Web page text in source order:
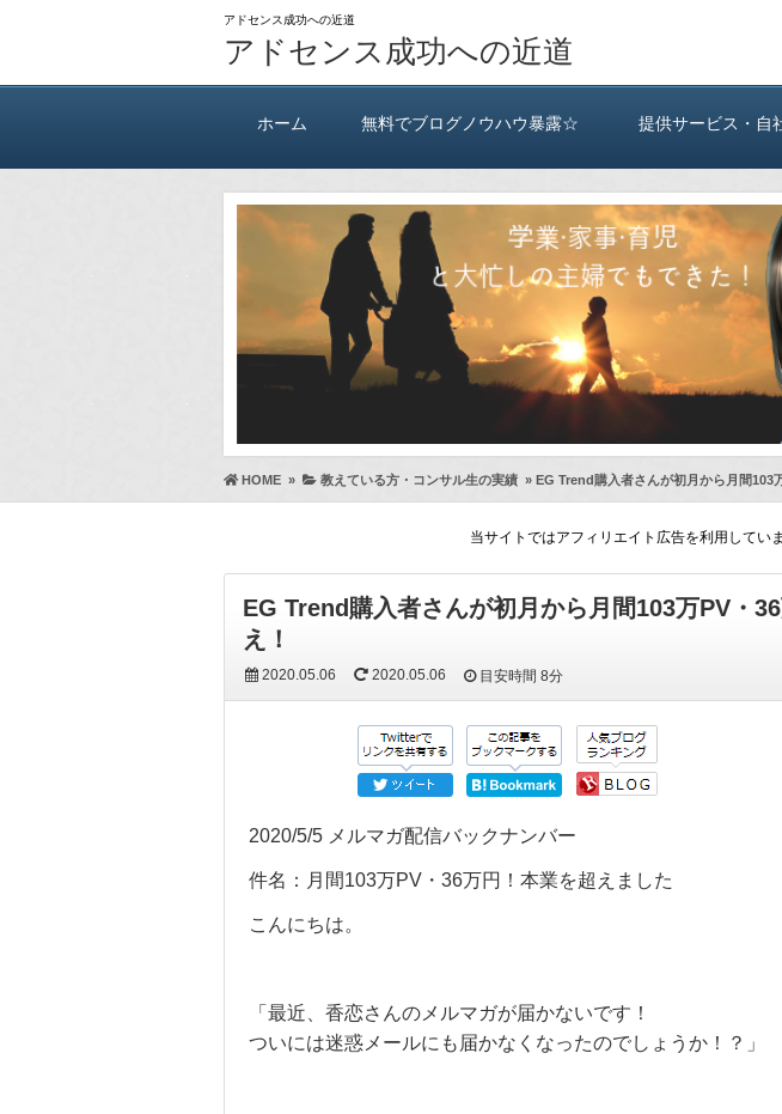
アドセンス成功への近道
アドセンス成功への近道
ホーム 無料でブログノウハウ暴露☆ 提供サービス・自
HOME » 教えている方・コンサル生の実績 » EG Trend購入者さんが初月から月間103
当サイトではアフィリエイト広告を利用していま
EG Trend購入者さんが初月から月間103万PV・
え！
2020.05.06 2020.05.06 目安時間8分
2020/5/5 メルマガ配信バックナンバー
件名：月間103万PV・36万円！本業を超えま した
こんにちは。
「最近、香恋さんのメルマガが届かないです！
ついには迷惑メールにも届かなくなったのでしょうか！？」